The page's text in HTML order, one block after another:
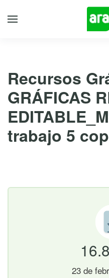
Recursos
GRÁFICAS
trabajo 5
23 de